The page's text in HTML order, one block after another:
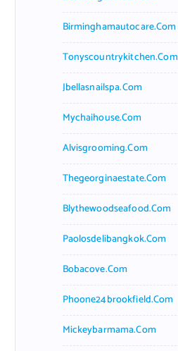
Birminghamautocare.com
Tonyscountrykitchen.com
Jbellasnailspa.com
Mychaihouse.com
Alvisgrooming.com
Thegeorginaestate.com
Blythewoodseafood.com
Paolosdelibangkok.com
Bobacove.com
Phoone24brookfield.com
Mickeybarmama.com